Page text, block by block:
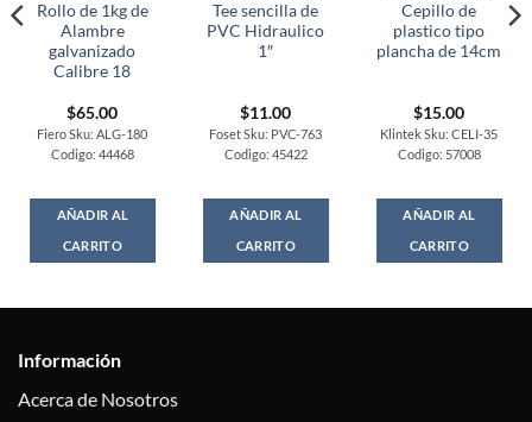
Rollo de 1kg de
Alambre
galvanizado
Calibre 18
$65.00
Fiero Sku: ALG-180
Codigo: 44468
AÑADIR AL
CARRITO
Tee sencilla de
PVC Hidraulico
1″
$11.00
Foset Sku: PVC-763
Codigo: 45422
AÑADIR AL
CARRITO
Cepillo de
plastico tipo
plancha de 14cm
$15.00
Klintek Sku: CELI-35
Codigo: 57008
AÑADIR AL
CARRITO
Información
Acerca de Nosotros